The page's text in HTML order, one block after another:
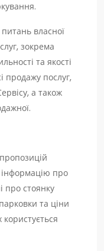
власної
зокрема
та якості
продажу послуг,
а також
про
про стоянку
та ціни
користується